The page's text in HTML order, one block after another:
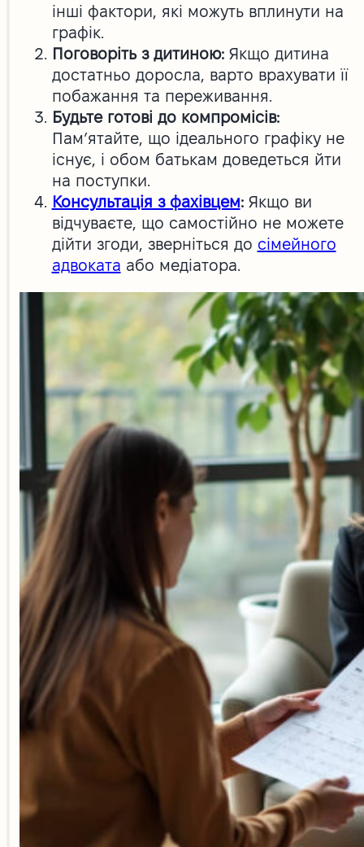
інші фактори, які можуть вплинути на
графік.
Поговоріть з дитиною:Якщо дитина
достатньо доросла, варто врахувати її
побажання та переживання.
Будьте готові до компромісів:
Пам’ятайте, що ідеального графіку не
існує, і обом батькам доведеться йти
на поступки.
Консультація з фахівцем:Якщо ви
відчуваєте, що самостійно не можете
дійти згоди, зверніться до сімейного
адвоката або медіатора.